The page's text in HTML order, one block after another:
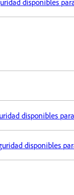
disponibles
disponibles
disponibles